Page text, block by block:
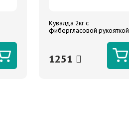
Кувалда 2кг с
фибергласовой рукояткой
1251